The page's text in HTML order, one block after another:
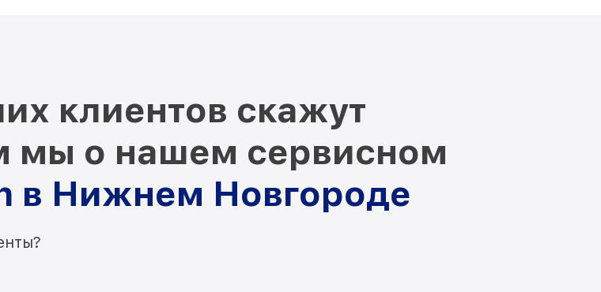
клиентов скажут
мы о нашем сервисном
в Нижнем Новгороде